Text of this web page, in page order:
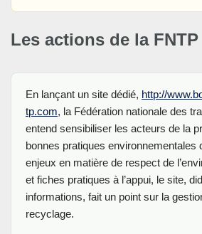
Les actions de la FNTP
En lançant un site dédié, http://
tp.com, la Fédération nationale des
entend sensibiliser les acteurs de la
bonnes pratiques environnementales
enjeux en matière de respect de
et fiches pratiques à l’appui, le site,
informations, fait un point sur la
recyclage.